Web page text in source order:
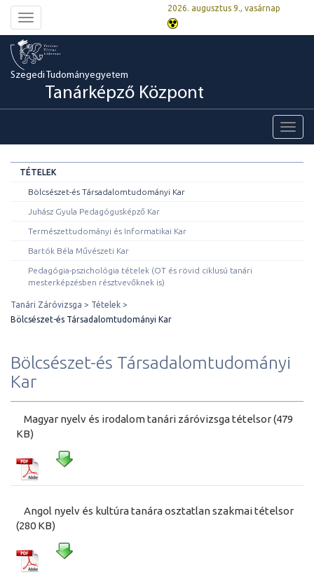
Toggle
navigation
2026. augusztus 9., vasárnap
Szegedi Tudományegyetem
Tanárképző Központ
TÉTELEK
Bölcsészet-és Társadalomtudományi Kar
Juhász Gyula Pedagógusképző Kar
Természettudományi és Informatikai Kar
Bartók Béla Művészeti Kar
Pedagógia-pszichológia tételek (OT és rövid ciklusú tanári
mesterképzésben résztvevőknek is)
Tanári Záróvizsga
Tételek
Bölcsészet-és Társadalomtudományi Kar
Bölcsészet-és Társadalomtudományi
Kar
Magyar nyelv és irodalom tanári záróvizsga tételsor (479
KB)
Angol nyelv és kultúra tanára osztatlan szakmai tételsor
(280 KB)